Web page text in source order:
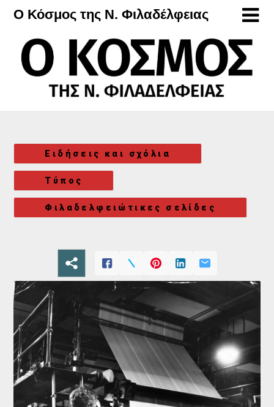
Μετάβαση
περιεχόμενο
Ο Κόσμος της Ν. Φιλαδέλφειας
Ειδήσεις και σχόλια
Τύπος
Φιλαδελφειώτικες σελίδες